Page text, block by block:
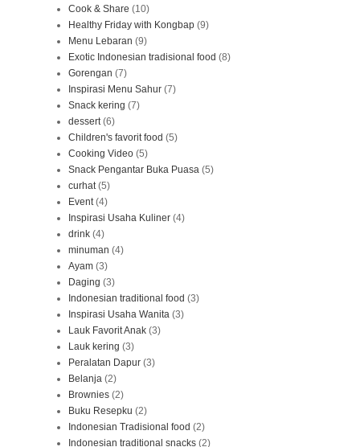
Cook & Share (10)
Healthy Friday with Kongbap (9)
Menu Lebaran (9)
Exotic Indonesian tradisional food (8)
Gorengan (7)
Inspirasi Menu Sahur (7)
Snack kering (7)
dessert (6)
Children's favorit food (5)
Cooking Video (5)
Snack Pengantar Buka Puasa (5)
curhat (5)
Event (4)
Inspirasi Usaha Kuliner (4)
drink (4)
minuman (4)
Ayam (3)
Daging (3)
Indonesian traditional food (3)
Inspirasi Usaha Wanita (3)
Lauk Favorit Anak (3)
Lauk kering (3)
Peralatan Dapur (3)
Belanja (2)
Brownies (2)
Buku Resepku (2)
Indonesian Tradisional food (2)
Indonesian traditional snacks (2)